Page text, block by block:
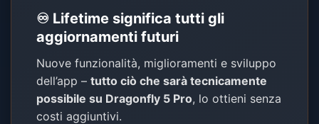
♾️ Lifetime significa tutti gli
aggiornamenti futuri
Nuove funzionalità, miglioramenti e sviluppo
dell’app –tutto ciò che sarà tecnicamente
possibile su Dragonfly 5 Pro, lo ottieni senza
costi aggiuntivi.